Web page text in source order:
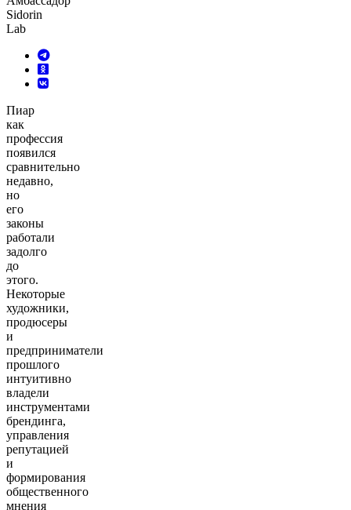
Sidorin
Lab
Пиар
как
профессия
появился
сравнительно
недавно,
но
его
законы
работали
задолго
до
этого.
Некоторые
художники,
продюсеры
и
предприниматели
прошлого
интуитивно
владели
инструментами
брендинга,
управления
репутацией
и
формирования
общественного
мнения